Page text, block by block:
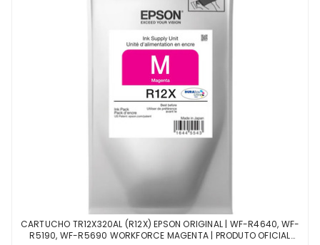
CARTUCHO TR12X320AL (R12X) EPSON ORIGINAL | WF-R4640, WF-
R5190, WF-R5690 WORKFORCE MAGENTA | PRODUTO OFICIAL